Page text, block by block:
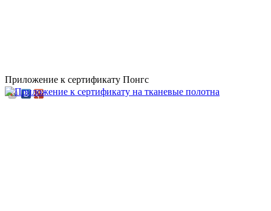
Приложение к сертификату Понгс